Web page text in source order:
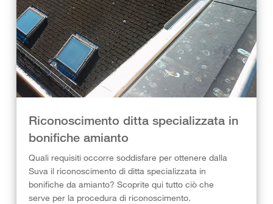
Riconoscimento ditta specializzata in
bonifiche amianto
Quali requisiti occorre soddisfare per ottenere dalla
Suva il riconoscimento di ditta specializzata in
bonifiche da amianto? Scoprite qui tutto ciò che
serve per la procedura di riconoscimento.